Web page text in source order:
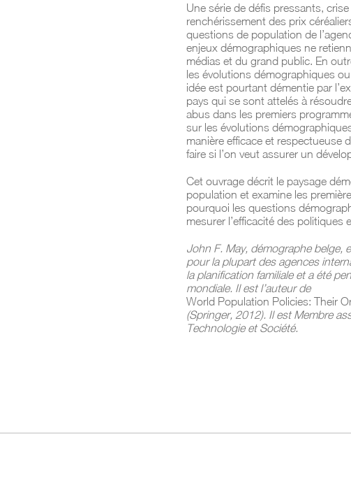
Une série de défis pressants,
renchérissement des prix
questions de population de
enjeux démographiques ne
médias et du grand public. En
les évolutions démographiques
idée est pourtant démentie par
pays qui se sont attelés à
abus dans les premiers
sur les évolutions
manière efficace et respectueuse
faire si l’on veut assurer un
Cet ouvrage décrit le paysage
population et examine les
pourquoi les questions
mesurer l’efficacité des politiques
John F. May, démographe belge,
pour la plupart des agences
la planification familiale et a été
mondiale. Il est l’auteur de
World Population Policies: Their
(Springer, 2012). Il est Membre
Technologie et Société.